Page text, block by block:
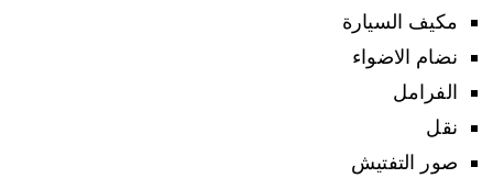
مكيف السيارة
نضام الاضواء
الفرامل
نقل
صور التفتيش